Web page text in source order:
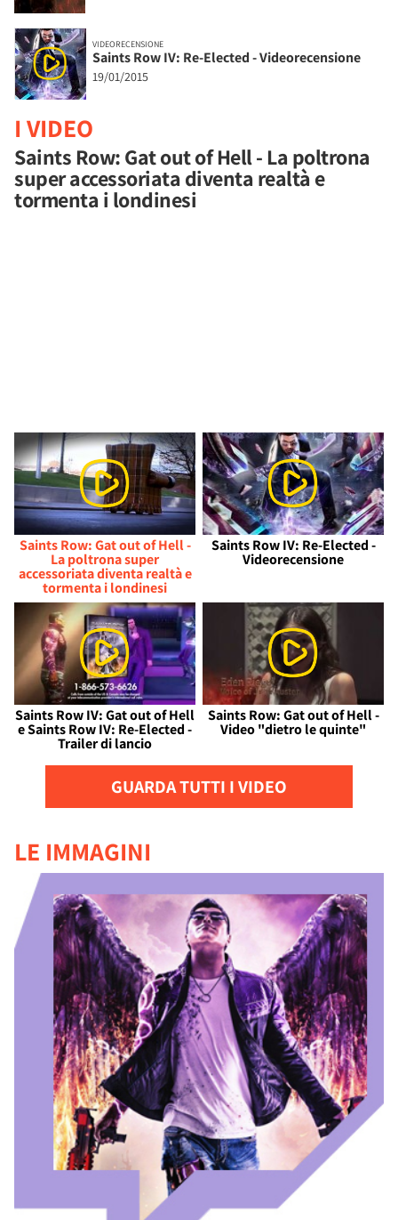
VIDEORECENSIONE
Saints Row IV: Re-Elected - Videorecensione
19/01/2015
I VIDEO
Saints Row: Gat out of Hell - La poltrona
super accessoriata diventa realtà e
tormenta i londinesi
Saints Row: Gat out of Hell -
La poltrona super
accessoriata diventa realtà e
tormenta i londinesi
Saints Row IV: Re-Elected -
Videorecensione
Saints Row IV: Gat out of Hell
e Saints Row IV: Re-Elected -
Trailer di lancio
Saints Row: Gat out of Hell -
Video "dietro le quinte"
GUARDA TUTTI I VIDEO
LE IMMAGINI